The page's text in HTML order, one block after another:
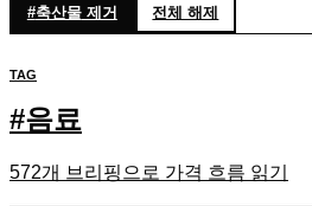
#축산물제거 전체 해제
TAG
#음료
572개 브리핑으로 가격 흐름 읽기